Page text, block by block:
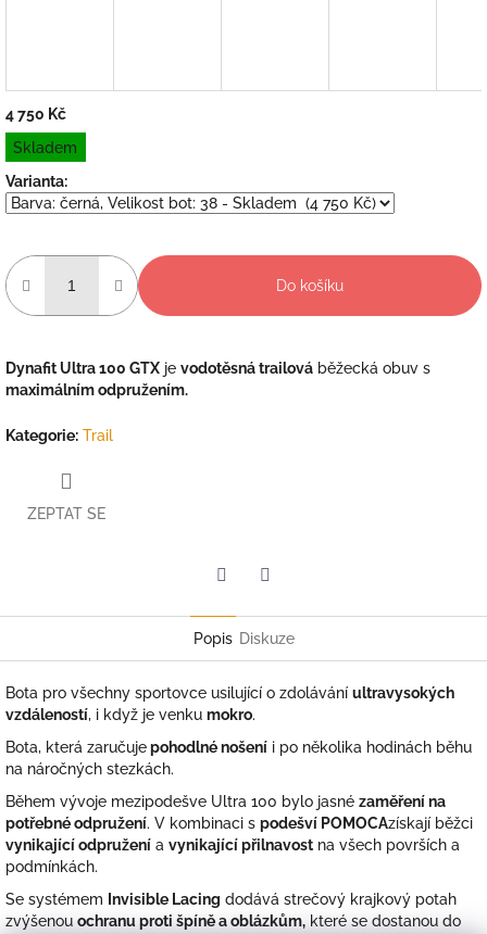
4 750 Kč
Měrná
cena:
Skladem
Varianta:
Do košíku
Dynafit Ultra 100 GTX je vodotěsná trailová běžecká obuv s
maximálním odpružením.
Kategorie: Trail
ZEPTAT SE
Popis Diskuze
Bota pro všechny sportovce usilující o zdolávání ultravysokých
vzdáleností, i když je venku mokro.
Bota, která zaručujepohodlné nošení i po několika hodinách běhu
na náročných stezkách.
Během vývoje mezipodešve Ultra 100 bylo jasné zaměření na
potřebné odpružení. V kombinaci s podešví POMOCAzískají běžci
vynikající odpružení a vynikající přilnavost na všech površích a
podmínkách.
Se systémem Invisible Lacing dodává strečový krajkový potah
zvýšenou ochranu proti špíně a oblázkům, které se dostanou do